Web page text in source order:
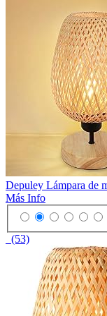
Depuley Lámpara de
Más Info
(53)